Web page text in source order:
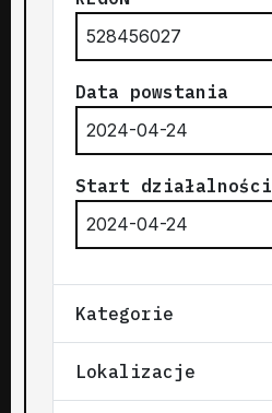
528456027
Data powstania
2024-04-24
Start działalności
2024-04-24
Kategorie
Lokalizacje